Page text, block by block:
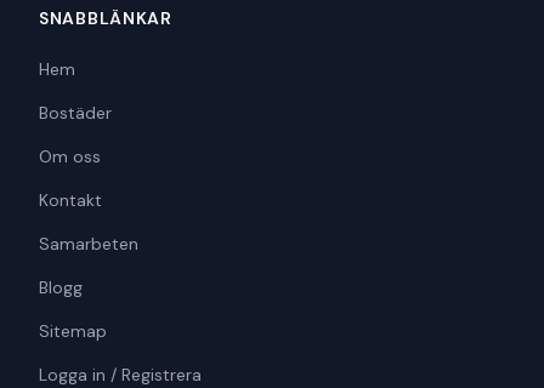
SNABBLÄNKAR
Hem
Bostäder
Om oss
Kontakt
Samarbeten
Blogg
Sitemap
Logga in / Registrera